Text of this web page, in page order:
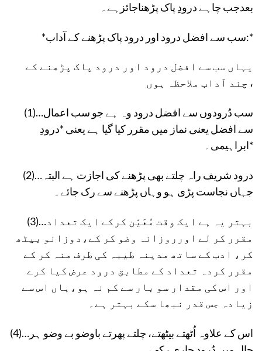
بعدجب چاہے درودِ پاک پڑھناجائزہے۔
*سب سے افضل درود اور درود پاک پڑھنے کے آداب:*
یہاں سب سے افضل درود اور درود پاک پڑھنے کے
چند آداب ملاحظہ ہوں ،
(1)…سب دُرودوں سے افضل درود وہ ہے جو سب اعمال
سے افضل یعنی نماز میں مقرر کیا گیا ہے یعنی *درودِ
ابراہیمی۔*
(2)…درود شریف راہ چلتے بھی پڑھنے کی اجازت ہے البتہ
جہاں نجاست پڑی ہو وہاں پڑھنے سے رک جائے۔
(3)…بہتر یہ ہے ایک وقت مُعَیّن کرکے ایک تعداد
مقرر کر لے اورروزانہ وضو کر کے،دوزانو بیٹھ
کر، ادب کے ساتھ مدینہ طیبہ کی طرف منہ کر کے
مقرر کردہ تعداد کے مطابق درود عرض کیا کرے
اور اس کی مقدار سو بار سے کم نہ ہو،ہاں اس سے
زیادہ جس قدر نبھا سکے بہتر ہے۔
(4)…اس کے علاوہ اُٹھتے بیٹھتے، چلتے پھرتے باوضو بے وضو ہر